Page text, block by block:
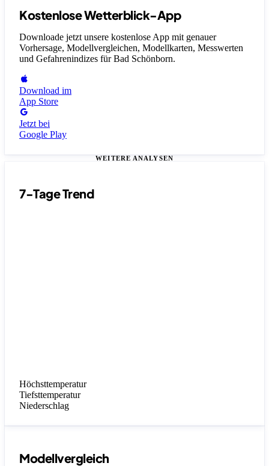
Kostenlose Wetterblick-App
Downloade jetzt unsere kostenlose App mit genauer
Vorhersage, Modellvergleichen, Modellkarten, Messwerten
und Gefahrenindizes für Bad Schönborn.
Download im
App Store
Jetzt bei
Google Play
WEITERE ANALYSEN
7-Tage Trend
Höchsttemperatur
Tiefsttemperatur
Niederschlag
Modellvergleich